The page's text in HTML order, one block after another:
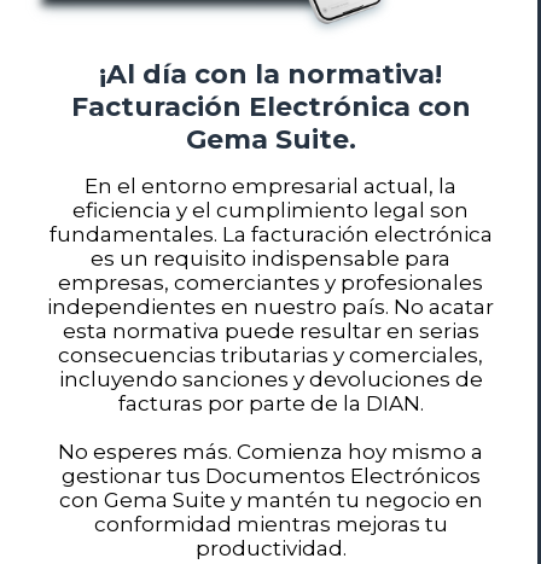
¡Al día con la normativa!
Facturación Electrónica con
Gema Suite.
En el entorno empresarial actual, la
eficiencia y el cumplimiento legal son
fundamentales. La facturación electrónica
es un requisito indispensable para
empresas, comerciantes y profesionales
independientes en nuestro país. No acatar
esta normativa puede resultar en serias
consecuencias tributarias y comerciales,
incluyendo sanciones y devoluciones de
facturas por parte de la DIAN.
No esperes más. Comienza hoy mismo a
gestionar tus Documentos Electrónicos
con Gema Suite y mantén tu negocio en
conformidad mientras mejoras tu
productividad.